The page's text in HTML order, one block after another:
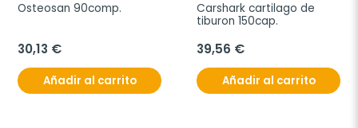
Osteosan 90comp.
30,13 €
Añadir al carrito
Carshark cartilago de
tiburon 150cap.
39,56 €
Añadir al carrito